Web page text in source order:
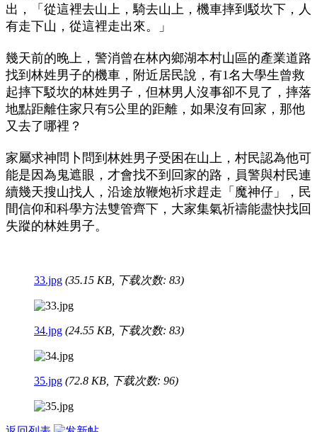
出，「從這裡去山上，騎去山上，機車摔到駁坎下，人
有走下山，從這裡走出來。」
幾天前的晚上，警消曾在林內鄉湖本村山區的產業道路
找到林姓男子的機車，附近居民說，有1名大學生曾救
起摔下駁坎的林姓男子，但林男人沒事卻不見了，摔落
地點距離住家只有5公里的距離，如果沒有回家，那他
又去了哪裡？
家屬求神問卜問到林姓男子受困在山上，村民認為他可
能是因為鬼遮眼，才會找不到回家的路，員警與村民連
續幾天搜山找人，沿途放鞭炮祈求趕走「魔神仔」，民
間信仰和科學方法雙管齊下，大家集氣祈禱能盡快找回
失蹤的林姓男子。
33.jpg (35.15 KB, 下载次数: 83)
34.jpg (24.55 KB, 下载次数: 83)
35.jpg (72.8 KB, 下载次数: 96)